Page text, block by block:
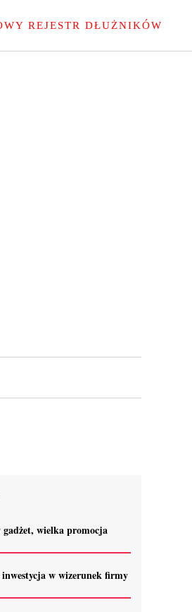
REJESTR DŁUŻNIKÓW
gadżet, wielka promocja
inwestycja w wizerunek firmy